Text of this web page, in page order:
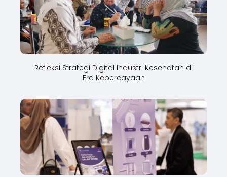
Refleksi Strategi Digital Industri Kesehatan di
Era Kepercayaan